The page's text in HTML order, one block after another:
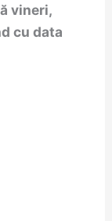
vineri,
cu data